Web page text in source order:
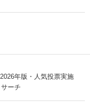
年版・人気投票実施
ーチ